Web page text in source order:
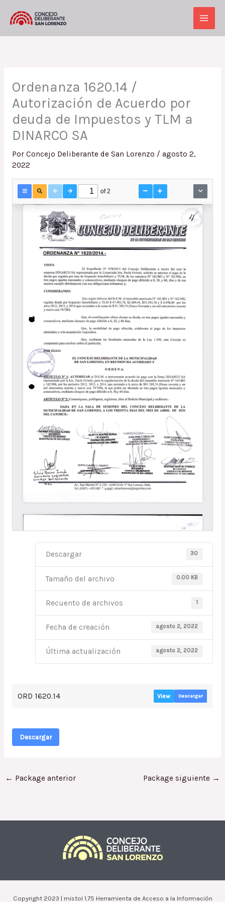
Main
Ordenanza 1620.14 /
Autorización de Acuerdo por
deuda de Impuestos y TLM a
DINARCO SA
Por Concejo Deliberante de San Lorenzo / agosto 2,
2022
Descargar 30
Tamaño del archivo 0.00 KB
Recuento de archivos 1
Fecha de creación agosto 2, 2022
Última actualización agosto 2, 2022
ORD 1620.14 View Descargar
Descargar
← Package anterior Package siguiente →
Copyright 2023 | mistol 1.75 Herramienta de Acceso a la Información